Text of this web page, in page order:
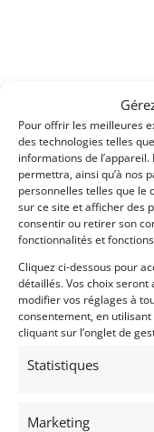
Pour offrir les meilleures
des technologies telles
informations de
permettra, ainsi qu’à nos
personnelles telles que le
sur ce site et afficher des
consentir ou retirer son
fonctionnalités et
Cliquez ci-dessous pour
détaillés. Vos choix seront
modifier vos réglages à
consentement, en
cliquant sur l’onglet de
Statistiques
Marketing